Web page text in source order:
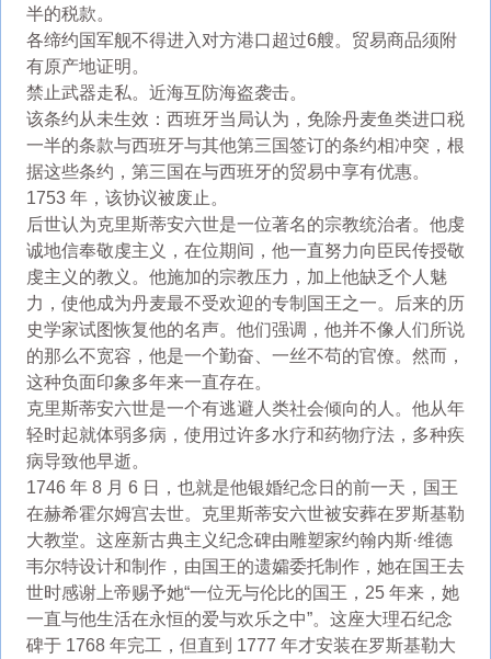
半的税款。
各缔约国军舰不得进入对方港口超过6艘。贸易商品须附
有原产地证明。
禁止武器走私。近海互防海盗袭击。
该条约从未生效：西班牙当局认为，免除丹麦鱼类进口税
一半的条款与西班牙与其他第三国签订的条约相冲突，根
据这些条约，第三国在与西班牙的贸易中享有优惠。
1753 年，该协议被废止。
后世认为克里斯蒂安六世是一位著名的宗教统治者。他虔
诚地信奉敬虔主义，在位期间，他一直努力向臣民传授敬
虔主义的教义。他施加的宗教压力，加上他缺乏个人魅
力，使他成为丹麦最不受欢迎的专制国王之一。后来的历
史学家试图恢复他的名声。他们强调，他并不像人们所说
的那么不宽容，他是一个勤奋、一丝不苟的官僚。然而，
这种负面印象多年来一直存在。
克里斯蒂安六世是一个有逃避人类社会倾向的人。他从年
轻时起就体弱多病，使用过许多水疗和药物疗法，多种疾
病导致他早逝。
1746 年 8 月 6 日，也就是他银婚纪念日的前一天，国王
在赫希霍尔姆宫去世。克里斯蒂安六世被安葬在罗斯基勒
大教堂。这座新古典主义纪念碑由雕塑家约翰内斯·维德
韦尔特设计和制作，由国王的遗孀委托制作，她在国王去
世时感谢上帝赐予她“一位无与伦比的国王，25 年来，她
一直与他生活在永恒的爱与欢乐之中”。这座大理石纪念
碑于 1768 年完工，但直到 1777 年才安装在罗斯基勒大